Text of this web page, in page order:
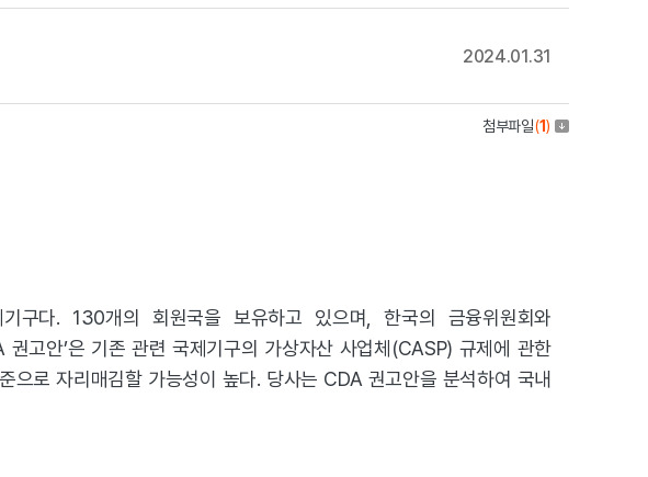
2024.01.31
첨부파일(1)
구다. 130개의 회원국을 보유하고 있으며, 한국의 금융위원회와
고안’은 기존 관련 국제기구의 가상자산 사업체(CASP) 규제에 관한
로 자리매김할 가능성이 높다. 당사는 CDA 권고안을 분석하여 국내